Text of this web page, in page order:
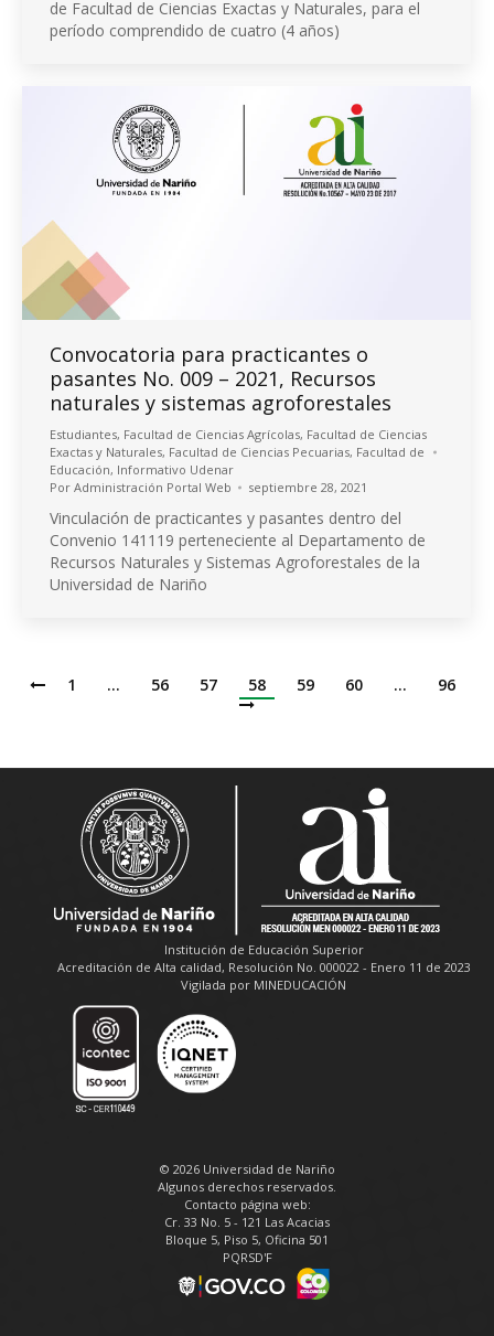
de Facultad de Ciencias Exactas y Naturales, para el
período comprendido de cuatro (4 años)
Convocatoria para practicantes o
pasantes No. 009 – 2021, Recursos
naturales y sistemas agroforestales
Estudiantes, Facultad de Ciencias Agrícolas, Facultad de Ciencias
Exactas y Naturales, Facultad de Ciencias Pecuarias, Facultad de
Educación, Informativo Udenar
Por Administración Portal Web septiembre 28, 2021
Vinculación de practicantes y pasantes dentro del
Convenio 141119 perteneciente al Departamento de
Recursos Naturales y Sistemas Agroforestales de la
Universidad de Nariño
1 … 56 57 58 59 60 … 96
Institución de Educación Superior
Acreditación de Alta calidad, Resolución No. 000022 - Enero 11 de 2023
Vigilada por MINEDUCACIÓN
© 2026 Universidad de Nariño
Algunos derechos reservados.
Contacto página web:
Cr. 33 No. 5 - 121 Las Acacias
Bloque 5, Piso 5, Oficina 501
PQRSD'F